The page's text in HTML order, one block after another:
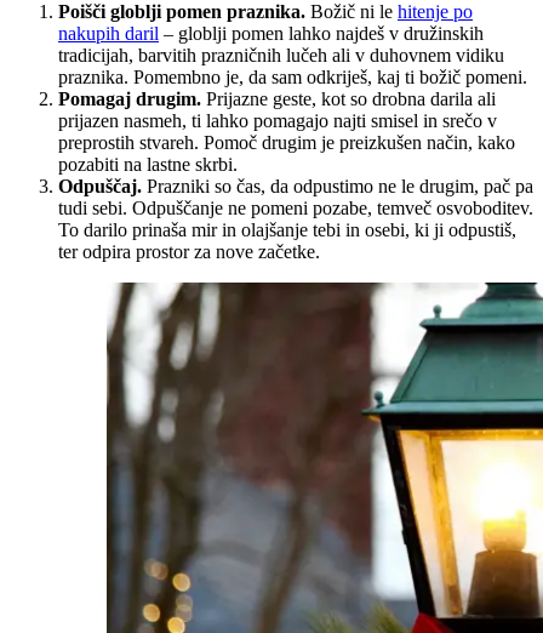
Poišči globlji pomen praznika. Božič ni le hitenje po
nakupih daril – globlji pomen lahko najdeš v družinskih
tradicijah, barvitih prazničnih lučeh ali v duhovnem vidiku
praznika. Pomembno je, da sam odkriješ, kaj ti božič pomeni.
Pomagaj drugim. Prijazne geste, kot so drobna darila ali
prijazen nasmeh, ti lahko pomagajo najti smisel in srečo v
preprostih stvareh. Pomoč drugim je preizkušen način, kako
pozabiti na lastne skrbi.
Odpuščaj. Prazniki so čas, da odpustimo ne le drugim, pač pa
tudi sebi. Odpuščanje ne pomeni pozabe, temveč osvoboditev.
To darilo prinaša mir in olajšanje tebi in osebi, ki ji odpustiš,
ter odpira prostor za nove začetke.